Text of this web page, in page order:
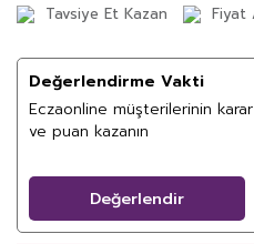
Tavsiye Et Kazan Fiyat
Değerlendirme Vakti
Eczaonline müşterilerinin
ve puan kazanın
Değerlendir